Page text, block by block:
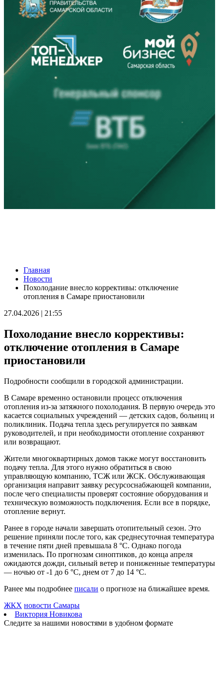
Хотела помочь подруге: в Борском районе сельчанку без прав
поймали за рулем "Гранты"
10.08.2026 | 12:24
В центре Сызрани на два дня отключат горячую воду
"Серебряные" волонтеры из Похвистнева передали масксети
10.08.2026 | 12:04
В Самаре 10 августа на нескольких улицах отключат
холодную воду
10.08.2026 | 11:51
Новокуйбышевский театр "Грань" открыл новый сезон
10.08.2026 | 11:40
За сутки в Самарской области потушили 15 пожаров и спасли
8 человек
10.08.2026 | 11:40
Вячеслав Федорищев принес глубочайшие соболезнования
жителям Республики Татарстан
10.08.2026 | 11:38
В Отрадном обсудили меры поддержки военнослужащих и их
родных
10.08.2026 | 11:36
В Тольятти несколько троллейбусов 10 августа изменят
маршруты
10.08.2026 | 11:29
В Тольятти ливень побил рекорд 36-летней давности
10.08.2026 | 11:28
Детский психолог рассказал, как помочь школьникам
настроиться на учебу
10.08.2026 | 11:03
Самарские врачи первыми в мире прооперировали череп 101-
летнему пациенту
10.08.2026 | 11:02
В Самарской области подвели промежуточные итоги работы в
стройотрасли
Овощеводы Самарской области — в разгаре уборочной
10.08.2026 | 10:53
Состоялась отчетно-выборная конференция регионального
отделения Российского военно-исторического общества
Главная
Новости
Похолодание внесло коррективы: отключение
отопления в Самаре приостановили
27.04.2026 | 21:55
Похолодание внесло коррективы:
отключение отопления в Самаре
приостановили
Подробности сообщили в городской администрации.
В Самаре временно остановили процесс отключения
отопления из-за затяжного похолодания. В первую очередь это
касается социальных учреждений — детских садов, больниц и
поликлиник. Подача тепла здесь регулируется по заявкам
руководителей, и при необходимости отопление сохраняют
или возвращают.
Жители многоквартирных домов также могут восстановить
подачу тепла. Для этого нужно обратиться в свою
управляющую компанию, ТСЖ или ЖСК. Обслуживающая
организация направит заявку ресурсоснабжающей компании,
после чего специалисты проверят состояние оборудования и
техническую возможность подключения. Если все в порядке,
отопление вернут.
Ранее в городе начали завершать отопительный сезон. Это
решение приняли после того, как среднесуточная температура
в течение пяти дней превышала 8 °C. Однако погода
изменилась. По прогнозам синоптиков, до конца апреля
ожидаются дожди, сильный ветер и пониженные температуры
— ночью от -1 до 6 °C, днем от 7 до 14 °C.
Ранее мы подробнее писали о прогнозе на ближайшее время.
ЖКХ новости Самары
Виктория Новикова
Следите за нашими новостями в удобном формате